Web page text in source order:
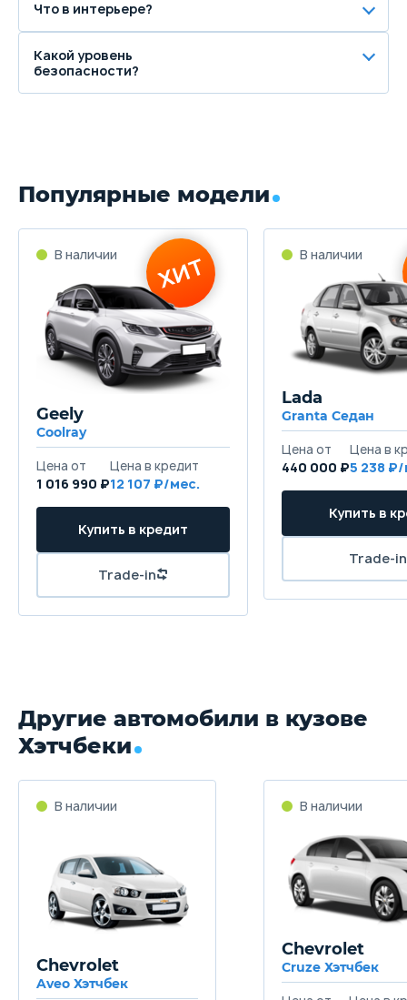
Что в интерьере?
Какой уровень
безопасности?
Популярные модели
Geely
Coolray
1 016 990 ₽12 107
Lada
Granta Седан
440 000 ₽5 238
Другие автомобили в кузове
Хэтчбеки
Chevrolet
Aveo Хэтчбек
Chevrolet
Cruze Хэтчбек